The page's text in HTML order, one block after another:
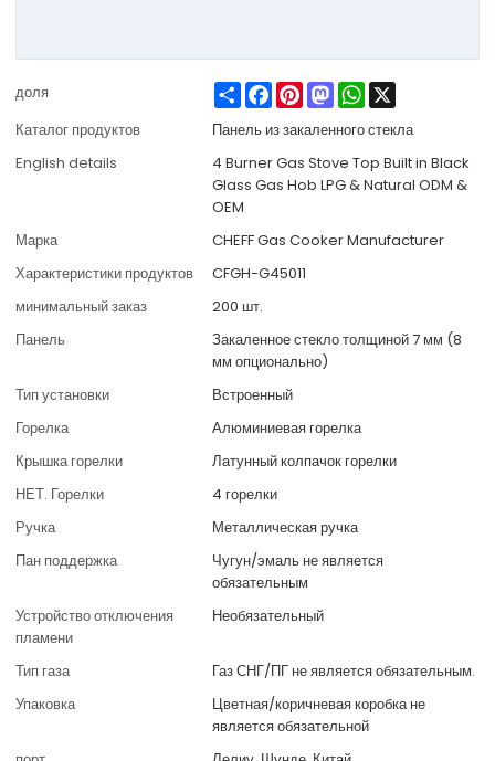
доля ShareFacebook
PinterestMastodonWhatsApp
Каталог продуктов
Панель из закаленного стекла
English details
4 Burner Gas Stove Top Built in Black
Glass Gas Hob LPG & Natural ODM &
OEM
Марка
CHEFF Gas Cooker Manufacturer
Характеристики продуктов
CFGH-G45011
минимальный заказ
200 шт.
Панель
Закаленное стекло толщиной 7 мм (8
мм опционально)
Тип установки
Встроенный
Горелка
Алюминиевая горелка
Крышка горелки
Латунный колпачок горелки
НЕТ. Горелки
4 горелки
Ручка
Металлическая ручка
Пан поддержка
Чугун/эмаль не является
обязательным
Устройство отключения
пламени
Необязательный
Тип газа
Газ СНГ/ПГ не является обязательным.
Упаковка
Цветная/коричневая коробка не
является обязательной